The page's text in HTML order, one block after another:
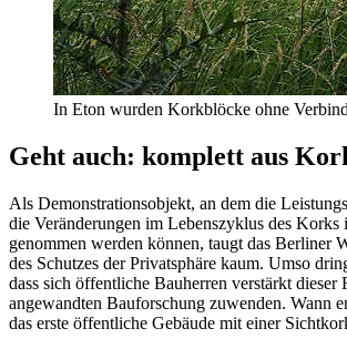
In Eton wurden Korkblöcke ohne
Geht auch: komplett aus
Als Demonstrationsobjekt, an dem die
die Veränderungen im Lebenszyklus des Korks
genommen werden können, taugt das Berliner
des Schutzes der Privatsphäre kaum. Umso
dass sich öffentliche Bauherren verstärkt dieser
angewandten Bauforschung zuwenden. Wann
das erste öffentliche Gebäude mit einer